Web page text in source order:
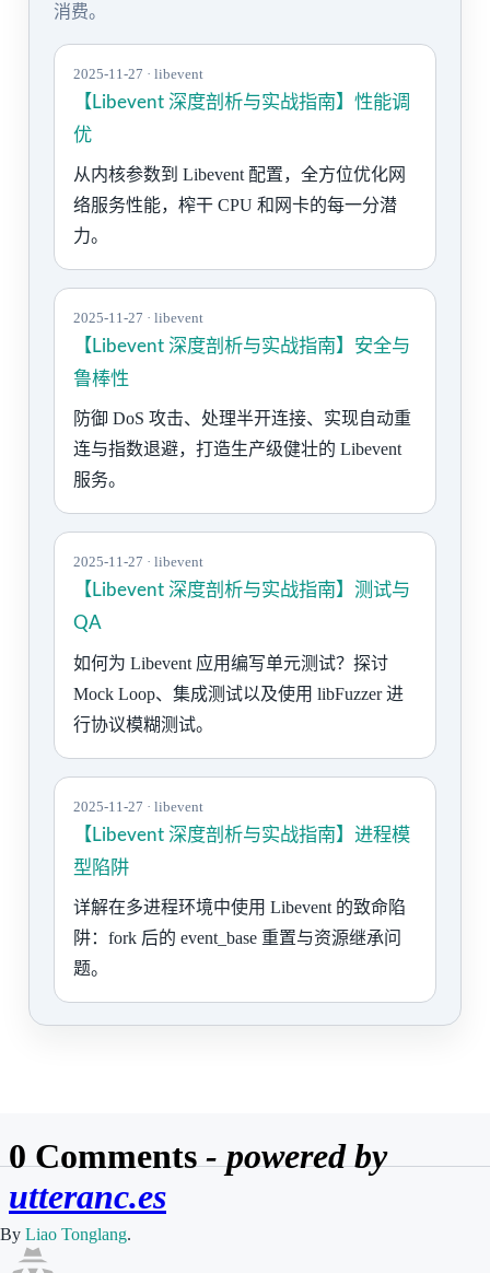
消费。
2025-11-27 · libevent
【Libevent 深度剖析与实战指南】性能调
优
从内核参数到 Libevent 配置，全方位优化网
络服务性能，榨干 CPU 和网卡的每一分潜
力。
2025-11-27 · libevent
【Libevent 深度剖析与实战指南】安全与
鲁棒性
防御 DoS 攻击、处理半开连接、实现自动重
连与指数退避，打造生产级健壮的 Libevent
服务。
2025-11-27 · libevent
【Libevent 深度剖析与实战指南】测试与
QA
如何为 Libevent 应用编写单元测试？探讨
Mock Loop、集成测试以及使用 libFuzzer 进
行协议模糊测试。
2025-11-27 · libevent
【Libevent 深度剖析与实战指南】进程模
型陷阱
详解在多进程环境中使用 Libevent 的致命陷
阱：fork 后的 event_base 重置与资源继承问
题。
By Liao Tonglang.